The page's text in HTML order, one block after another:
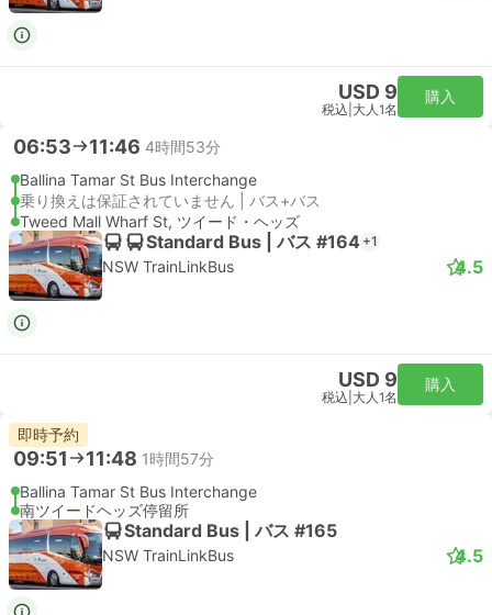
USD 9
税込 大人1名
購入
06:53 11:46 4時間53分
Ballina Tamar St Bus Interchange
乗り換えは保証されていません | バス+バス
Tweed Mall Wharf St, ツイード・ヘッズ
Standard Bus | バス #164 +1
NSW TrainLinkBus 4.5
USD 9
税込 大人1名
購入
即時予約
09:51 11:48 1時間57分
Ballina Tamar St Bus Interchange
南ツイードヘッズ停留所
Standard Bus | バス #165
NSW TrainLinkBus 4.5